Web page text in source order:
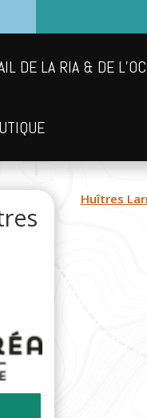
DE LA RIA & DE
Huîtres